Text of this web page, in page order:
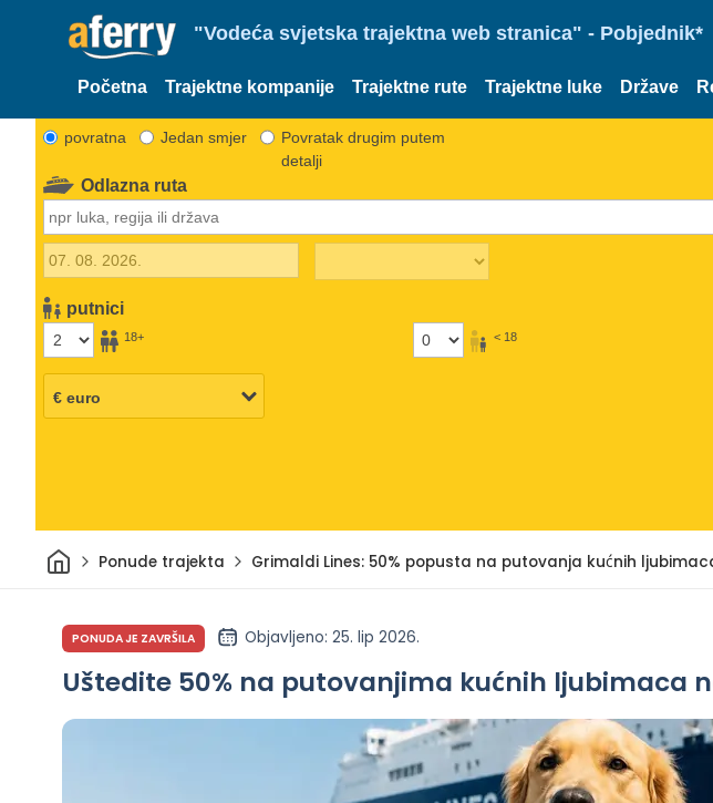
"Vodeća svjetska trajektna web stranica" - Pobjednik*
Početna Trajektne kompanije Trajektne rute Trajektne luke Države
povratna Jedan smjer
Povratak drugim putem
detalji
Odlazna ruta
putnici
18+ < 18
DomPonude trajekta Grimaldi Lines: 50% popusta na putovanja kućnih
PONUDA JE ZAVRŠILA Objavljeno: 25. lip 2026.
Uštedite 50% na putovanjima kućnih ljubimaca